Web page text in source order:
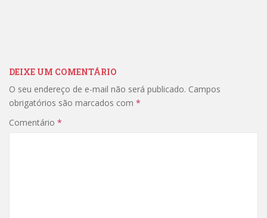
DEIXE UM COMENTÁRIO
O seu endereço de e-mail não será publicado. Campos
obrigatórios são marcados com *
Comentário *